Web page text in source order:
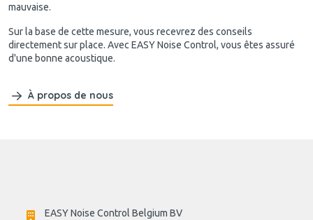
mauvaise.
Sur la base de cette mesure, vous recevrez des conseils
directement sur place. Avec EASY Noise Control, vous êtes assuré
d'une bonne acoustique.
À propos de nous
EASY Noise Control Belgium BV